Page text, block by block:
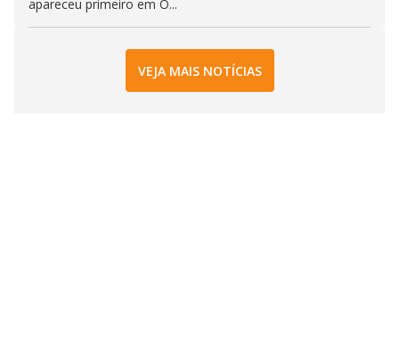
apareceu primeiro em O...
VEJA MAIS NOTÍCIAS